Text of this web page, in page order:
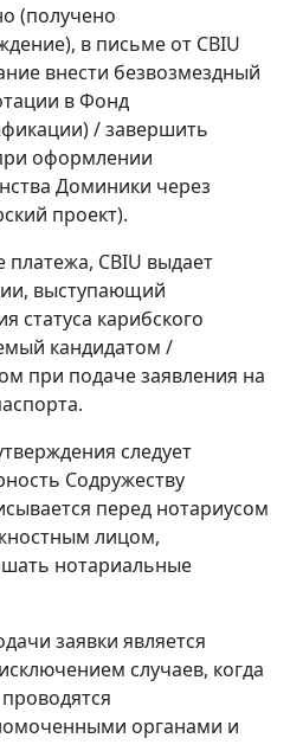
(получено
в письме от CBIU
внести безвозмездный
в Фонд
/ завершить
оформлении
Доминики через
проект).
CBIU выдает
выступающий
статуса карибского
кандидатом /
при подаче заявления на
следует
Содружеству
перед нотариусом
лицом,
нотариальные
заявки является
случаев, когда
органами и